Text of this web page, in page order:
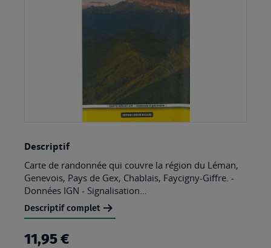
to
the
beginning
of
the
images
Descriptif
Carte de randonnée qui couvre la région du Léman,
Genevois, Pays de Gex, Chablais, Faycigny-Giffre. -
Données IGN - Signalisation...
Descriptif complet
11,95 €